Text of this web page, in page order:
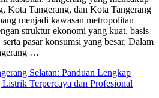
Kota Tangerang, dan Kota Tangerang
menjadi kawasan metropolitan
struktur ekonomi yang kuat, basis
pasar konsumsi yang besar. Dalam
…